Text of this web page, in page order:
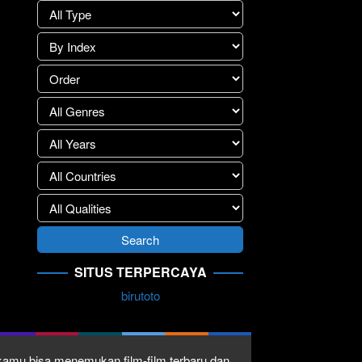
SITUS TERPERCAYA
birutoto